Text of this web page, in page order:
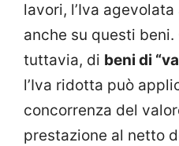
lavori, l’Iva
anche su questi
tuttavia, di beni di
l’Iva ridotta può
concorrenza del
prestazione al netto